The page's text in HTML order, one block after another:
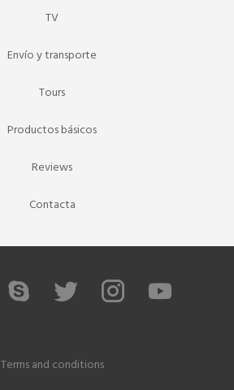
TV
Envío y transporte
Tours
Productos básicos
Reviews
Contacta
Terms and conditions